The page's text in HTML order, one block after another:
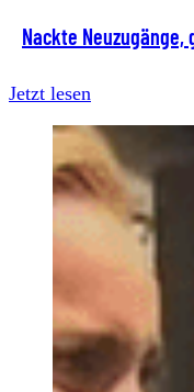
Nackte Neuzugänge,
Jetzt lesen